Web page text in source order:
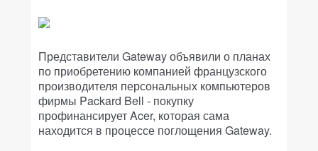
Представители Gateway объявили о планах
по приобретению компанией французского
производителя персональных компьютеров
фирмы Packard Bell - покупку
профинансирует Acer, которая сама
находится в процессе поглощения Gateway.